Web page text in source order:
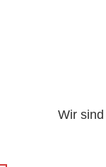
Wir